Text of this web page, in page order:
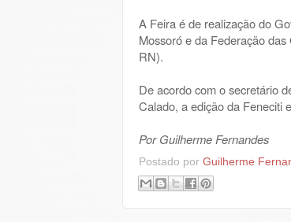
A Feira é de realização do
Mossoró e da Federação
RN).
De acordo com o secretário
Calado, a edição da Feneciti
Por Guilherme Fernandes
Postado por Guilherme